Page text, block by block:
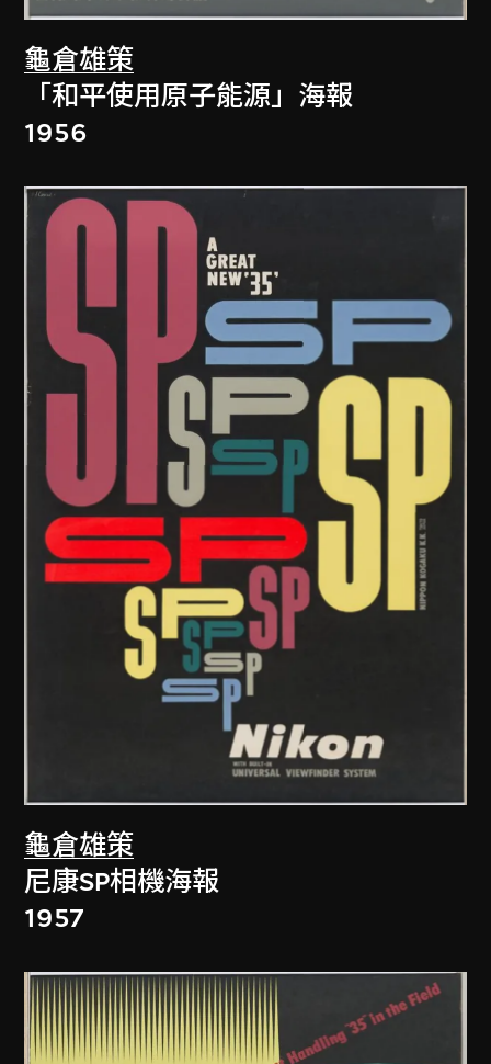
龜倉雄策
「和平使用原子能源」海報
1956
龜倉雄策
尼康SP相機海報
1957